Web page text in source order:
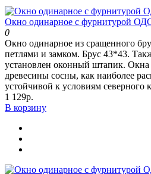
Окно одинарное с фурнитурой
0
Окно одинарное из сращенного
петлями и замком. Брус 43*43.
установлен оконный штапик. Окна
древесины сосны, как наиболее
устойчивой к условиям северного
1 129р.
В корзину